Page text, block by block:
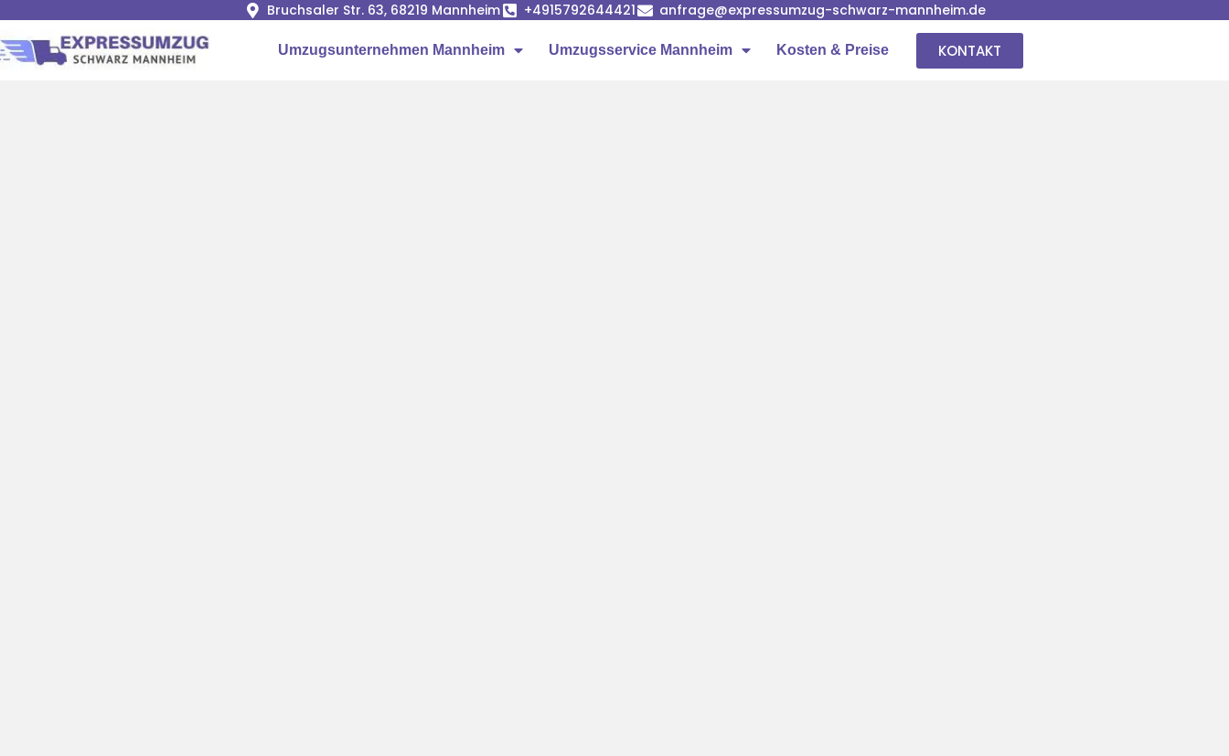
Bruchsaler Str. 63, 68219 Mannheim +4915792644421 anfrage@expressumzug-schwarz-mannheim.de
Umzugsunternehmen Mannheim Umzugsservice Mannheim Kosten & Preise KONTAKT